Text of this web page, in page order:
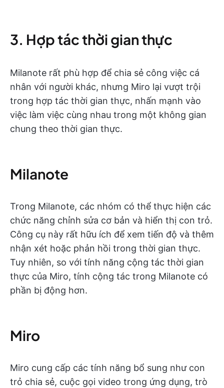
3. Hợp tác thời gian thực
Milanote rất phù hợp để chia sẻ công việc cá
nhân với người khác, nhưng Miro lại vượt trội
trong hợp tác thời gian thực, nhấn mạnh vào
việc làm việc cùng nhau trong một không gian
chung theo thời gian thực.
Milanote
Trong Milanote, các nhóm có thể thực hiện các
chức năng chỉnh sửa cơ bản và hiển thị con trỏ.
Công cụ này rất hữu ích để xem tiến độ và thêm
nhận xét hoặc phản hồi trong thời gian thực.
Tuy nhiên, so với tính năng cộng tác thời gian
thực của Miro, tính cộng tác trong Milanote có
phần bị động hơn.
Miro
Miro cung cấp các tính năng bổ sung như con
trỏ chia sẻ, cuộc gọi video trong ứng dụng, trò